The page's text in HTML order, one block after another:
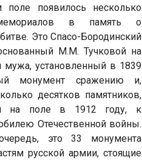
поле появилось несколько
в память о
Это Спасо-Бородинский
М.М. Тучковой на
мужа, установленный в 1839
монумент сражению и,
десятков памятников,
на поле в 1912 году, к
Отечественной войны.
это 33 монумента
русской армии, стоящие